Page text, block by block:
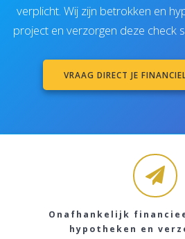
verplicht. Wij zijn betrokken en
project en verzorgen deze check
VRAAG DIRECT JE
Onafhankelijk
hypotheken en